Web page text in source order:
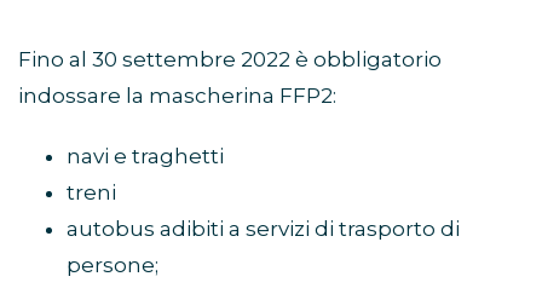
Fino al 30 settembre 2022 è obbligatorio
indossare la mascherina FFP2:
navi e traghetti
treni
autobus adibiti a servizi di trasporto di
persone;